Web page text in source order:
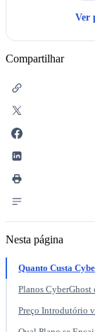
Ver
Compartilhar
Nesta página
Quanto Custa
Planos CyberGhost
Preço Introdutório